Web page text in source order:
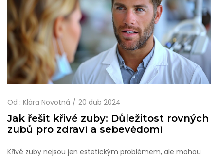
Od : Klára Novotná 20 dub 2024
Jak řešit křivé zuby: Důležitost rovných
zubů pro zdraví a sebevědomí
Křivé zuby nejsou jen estetickým problémem, ale mohou